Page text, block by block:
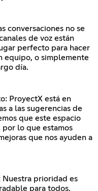
conversaciones no se
de voz están
perfecto para hacer
equipo, o simplemente
día.
ProyectX está en
a las sugerencias de
que este espacio
lo que estamos
que nos ayuden a
Nuestra prioridad es
para todos.